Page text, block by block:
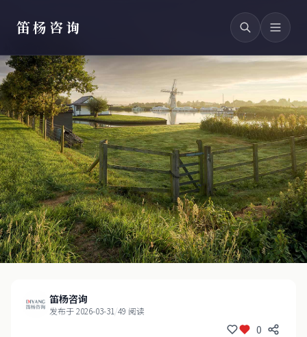
笛杨咨询
笛杨咨询
发布于 2026-03-31/49 阅读
0